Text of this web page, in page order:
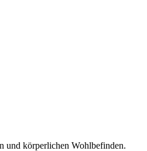
und körperlichen Wohlbefinden.